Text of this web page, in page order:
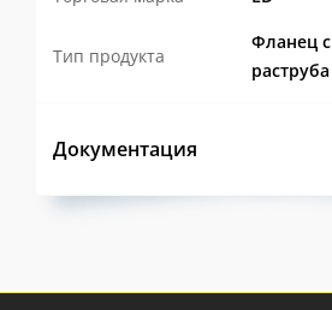
Тип продукта
Фланец
раструба
Документация